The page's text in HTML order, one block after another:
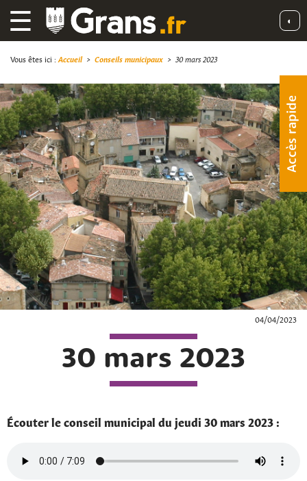
☰ ◐
Accès rapide
Vous êtes ici : Accueil> Conseils municipaux > 30 mars 2023
04/04/2023
30 mars 2023
Écouter le conseil municipal du jeudi 30 mars 2023 :